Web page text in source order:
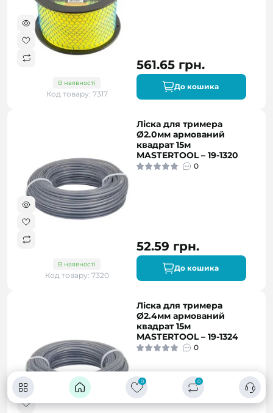
0 0
В наявності
Код товару: 7317
561.65 грн.
До кошика
В наявності
Код товару: 7320
Ліска для тримера
Ø2.0мм армований
квадрат 15м
MASTERTOOL – 19-1320
0
52.59 грн.
До кошика
Ліска для тримера
Ø2.4мм армований
квадрат 15м
MASTERTOOL – 19-1324
0